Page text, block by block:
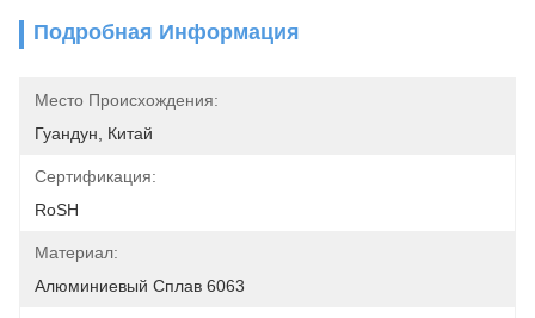
Подробная Информация
Место Происхождения:
Гуандун, Китай
Сертификация:
RoSH
Материал:
Алюминиевый Сплав 6063